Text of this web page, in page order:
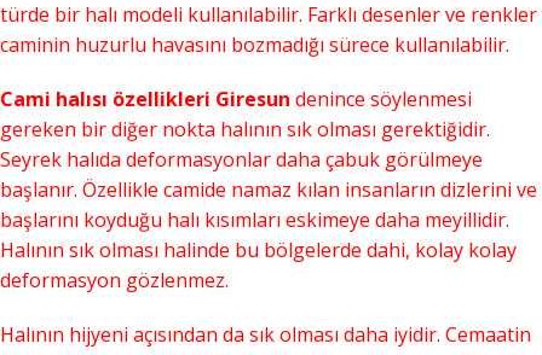
türde bir halı modeli kullanılabilir. Farklı desenler ve renkler
caminin huzurlu havasını bozmadığı sürece kullanılabilir.
Cami halısı özellikleri Giresun denince söylenmesi
gereken bir diğer nokta halının sık olması gerektiğidir.
Seyrek halıda deformasyonlar daha çabuk görülmeye
başlanır. Özellikle camide namaz kılan insanların dizlerini ve
başlarını koyduğu halı kısımları eskimeye daha meyillidir.
Halının sık olması halinde bu bölgelerde dahi, kolay kolay
deformasyon gözlenmez.
Halının hijyeni açısından da sık olması daha iyidir. Cemaatin